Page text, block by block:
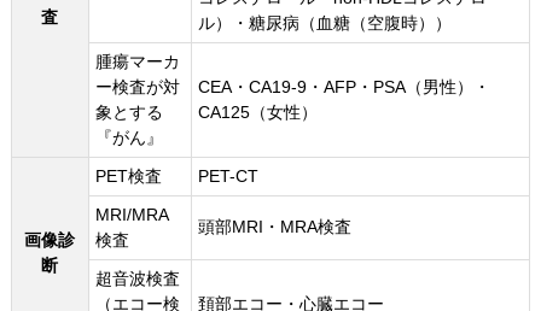
査
ル）・糖尿病（血糖（空腹時））
腫瘍マーカ
ー検査が対
象とする
『がん』
CEA・CA19-9・AFP・PSA（男性）・
CA125（女性）
画像診
断
PET検査
PET-CT
MRI/MRA
検査
頭部MRI・MRA検査
超音波検査
（エコー検
頚部エコー・心臓エコー